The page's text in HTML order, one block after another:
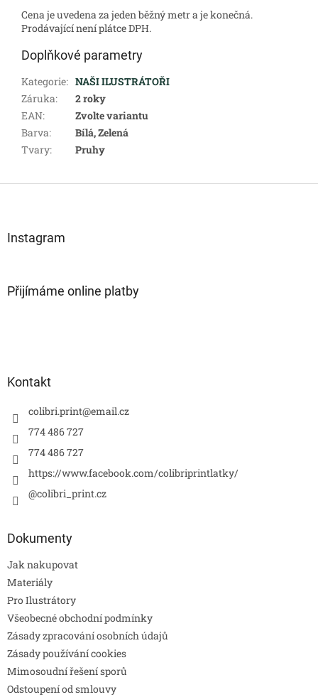
Cena je uvedena za jeden běžný metr a je konečná.
Prodávající není plátce DPH.
Doplňkové parametry
Kategorie: NAŠI ILUSTRÁTOŘI
Záruka:
2 roky
EAN:
Zvolte variantu
Barva:
Bílá, Zelená
Tvary: Pruhy
Instagram
Přijímáme online platby
Kontakt
colibri.print@email.cz
774 486 727
774 486 727
https://www.facebook.com/colibriprintlatky/
@colibri_print.cz
Dokumenty
Jak nakupovat
Materiály
Pro Ilustrátory
Všeobecné obchodní podmínky
Zásady zpracování osobních údajů
Zásady používání cookies
Mimosoudní řešení sporů
Odstoupení od smlouvy